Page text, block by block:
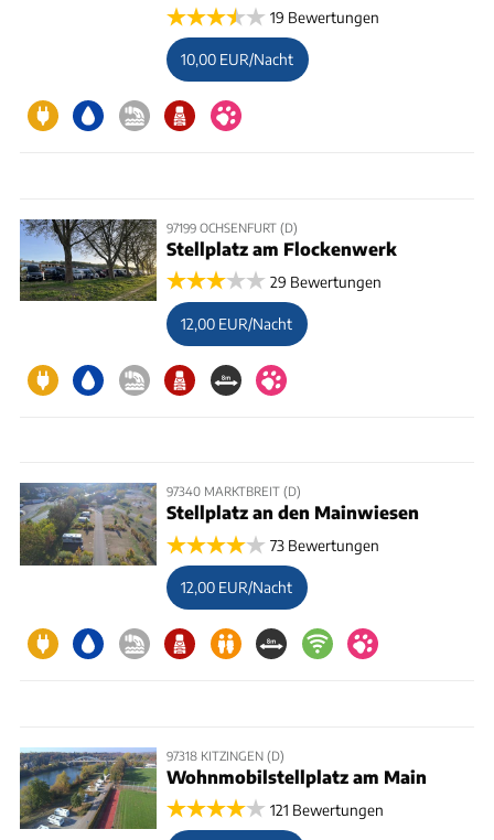
19 Bewertungen
10,00 EUR/Nacht
97199 OCHSENFURT (D)
Stellplatz am Flockenwerk
29 Bewertungen
12,00 EUR/Nacht
97340 MARKTBREIT (D)
Stellplatz an den Mainwiesen
73 Bewertungen
12,00 EUR/Nacht
97318 KITZINGEN (D)
Wohnmobilstellplatz am Main
121 Bewertungen